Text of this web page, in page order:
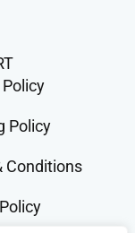
Policy
Conditions